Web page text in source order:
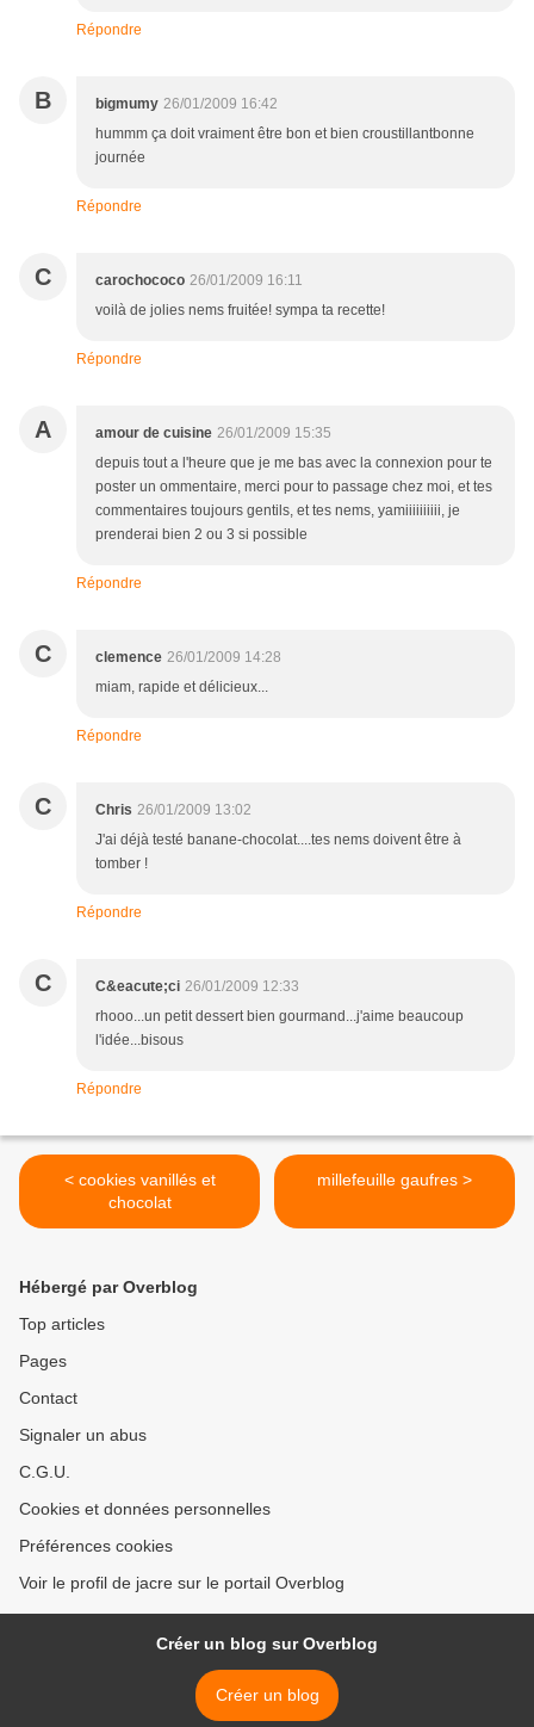
Répondre
B bigmumy 26/01/2009 16:42
hummm ça doit vraiment être bon et bien croustillantbonne
journée
Répondre
C carochococo 26/01/2009 16:11
voilà de jolies nems fruitée! sympa ta recette!
Répondre
A amour de cuisine 26/01/2009 15:35
depuis tout a l'heure que je me bas avec la connexion pour te
poster un ommentaire, merci pour to passage chez moi, et tes
commentaires toujours gentils, et tes nems, yamiiiiiiiiii, je
prenderai bien 2 ou 3 si possible
Répondre
C clemence 26/01/2009 14:28
miam, rapide et délicieux...
Répondre
C Chris 26/01/2009 13:02
J'ai déjà testé banane-chocolat....tes nems doivent être à
tomber !
Répondre
C C&eacute;ci 26/01/2009 12:33
rhooo...un petit dessert bien gourmand...j'aime beaucoup
l'idée...bisous
Répondre
< cookies vanillés et
chocolat
millefeuille gaufres >
Hébergé par Overblog
Top articles
Pages
Contact
Signaler un abus
C.G.U.
Cookies et données personnelles
Préférences cookies
Voir le profil de jacre sur le portail Overblog
Créer un blog sur Overblog
Créer un blog